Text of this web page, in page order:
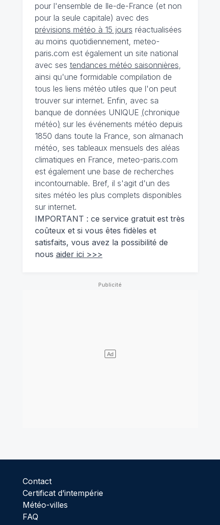
pour l'ensemble de Ile-de-France (et non
pour la seule capitale) avec des
prévisions météo à 15 jours réactualisées
au moins quotidiennement, meteo-
paris.com est également un site national
avec ses tendances météo saisonnières
ainsi qu'une formidable compilation de
tous les liens météo utiles que l'on peut
trouver sur internet. Enfin, avec sa
banque de données UNIQUE (chronique
météo) sur les événements météo depuis
1850 dans toute la France, son almanach
météo, ses tableaux mensuels des aléas
climatiques en France, meteo-paris.com
est également une base de recherches
incontournable. Bref, il s'agit d'un des
sites météo les plus complets disponibles
sur internet.
IMPORTANT : ce service gratuit est très
coûteux et si vous êtes fidèles et
satisfaits, vous avez la possibilité de
nous aider ici >>>
Contact
Certificat d’intempérie
Météo-villes
FAQ